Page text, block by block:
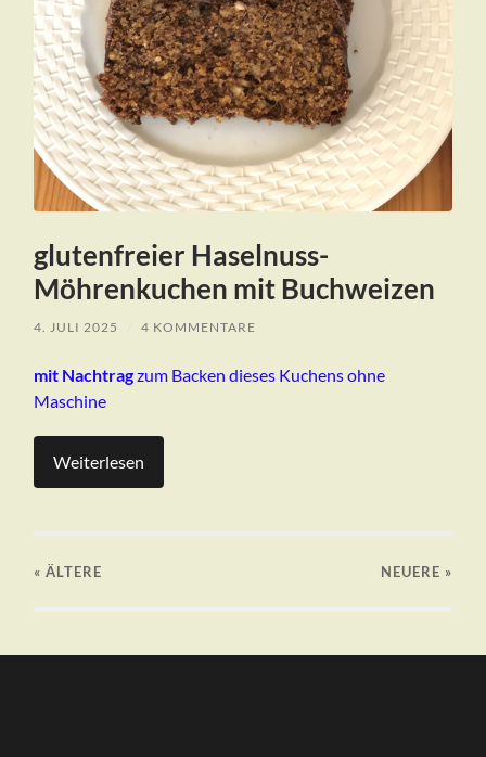
glutenfreier Haselnuss-
Möhrenkuchen mit Buchweizen
4. JULI 2025 4 KOMMENTARE
mit Nachtragzum Backen dieses Kuchens ohne
Maschine
Weiterlesen
« ÄLTERE NEUERE »